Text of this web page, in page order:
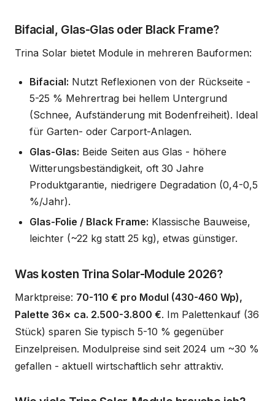
Bifacial, Glas-Glas oder Black Frame?
Trina Solar bietet Module in mehreren Bauformen:
Bifacial: Nutzt Reflexionen von der Rückseite -
5-25 % Mehrertrag bei hellem Untergrund
(Schnee, Aufständerung mit Bodenfreiheit). Ideal
für Garten- oder Carport-Anlagen.
Glas-Glas: Beide Seiten aus Glas - höhere
Witterungsbeständigkeit, oft 30 Jahre
Produktgarantie, niedrigere Degradation (0,4-0,5
%/Jahr).
Glas-Folie / Black Frame: Klassische Bauweise,
leichter (~22 kg statt 25 kg), etwas günstiger.
Was kosten Trina Solar-Module 2026?
Marktpreise: 70-110 € pro Modul (430-460 Wp),
Palette 36× ca. 2.500-3.800 €. Im Palettenkauf (36
Stück) sparen Sie typisch 5-10 % gegenüber
Einzelpreisen. Modulpreise sind seit 2024 um ~30 %
gefallen - aktuell wirtschaftlich sehr attraktiv.